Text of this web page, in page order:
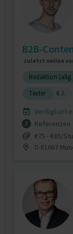
B2B-
zuletzt online
Redaktion
Texter
6 J.
3
Referenzen
€75 - €85/
D-81667